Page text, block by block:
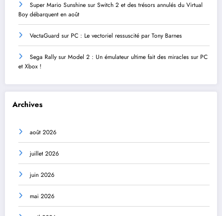
Super Mario Sunshine sur Switch 2 et des trésors annulés du Virtual
Boy débarquent en août
VectaGuard sur PC : Le vectoriel ressuscité par Tony Barnes
Sega Rally sur Model 2 : Un émulateur ultime fait des miracles sur PC
et Xbox !
Archives
août 2026
juillet 2026
juin 2026
mai 2026